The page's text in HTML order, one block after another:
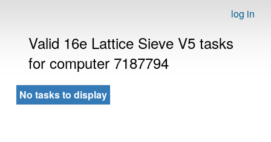
log in
Valid 16e Lattice Sieve V5 tasks
for computer 7187794
No tasks to display